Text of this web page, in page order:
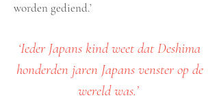
worden gediend.’
‘Ieder Japans kind weet dat Deshima
honderden jaren Japans venster op de
wereld was.’